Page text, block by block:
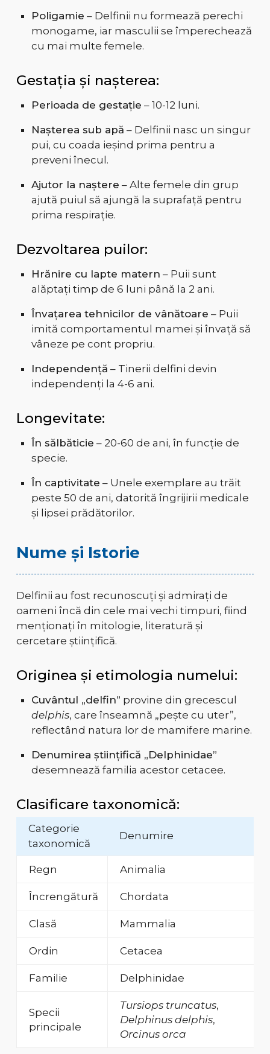
Poligamie – Delfinii nu formează perechi
monogame, iar masculii se împerechează
cu mai multe femele.
Gestația și nașterea:
Perioada de gestație – 10-12 luni.
Nașterea sub apă – Delfinii nasc un singur
pui, cu coada ieșind prima pentru a
preveni înecul.
Ajutor la naștere – Alte femele din grup
ajută puiul să ajungă la suprafață pentru
prima respirație.
Dezvoltarea puilor:
Hrănire cu lapte matern – Puii sunt
alăptați timp de 6 luni până la 2 ani.
Învațarea tehnicilor de vânătoare – Puii
imită comportamentul mamei și învață să
vâneze pe cont propriu.
Independență – Tinerii delfini devin
independenți la 4-6 ani.
Longevitate:
În sălbăticie – 20-60 de ani, în funcție de
specie.
În captivitate – Unele exemplare au trăit
peste 50 de ani, datorită îngrijirii medicale
și lipsei prădătorilor.
Nume și Istorie
Delfinii au fost recunoscuți și admirați de
oameni încă din cele mai vechi timpuri, fiind
menționați în mitologie, literatură și
cercetare științifică.
Originea și etimologia numelui:
Cuvântul „delfin” provine din grecescul
delphis, care înseamnă „pește cu uter”,
reflectând natura lor de mamifere marine.
Denumirea științifică „Delphinidae”
desemnează familia acestor cetacee.
Clasificare taxonomică:
Categorie
taxonomică
Denumire
Regn Animalia
Încrengătură Chordata
Clasă Mammalia
Ordin Cetacea
Familie Delphinidae
Specii
principale
Tursiops truncatus,
Delphinus delphis,
Orcinus orca